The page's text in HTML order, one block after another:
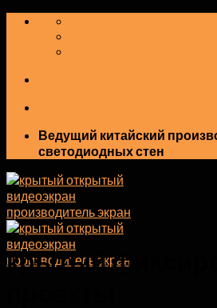
перейти
содержанию
Ведущий китайский
светодиодных стен
крытый